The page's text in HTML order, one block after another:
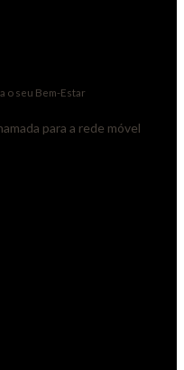
o seu Bem-Estar
para a rede móvel